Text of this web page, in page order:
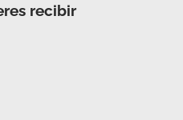
recibir